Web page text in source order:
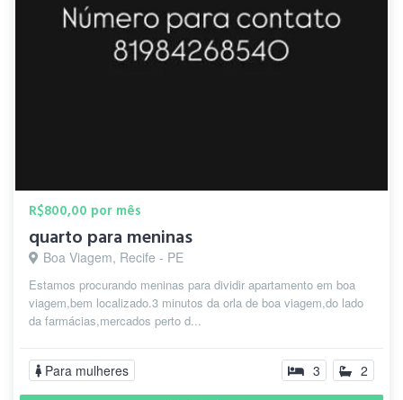
R$800,00 por mês
quarto para meninas
Boa Viagem, Recife - PE
Estamos procurando meninas para dividir apartamento em boa
viagem,bem localizado.3 minutos da orla de boa viagem,do lado
da farmácias,mercados perto d...
Para mulheres 3 2